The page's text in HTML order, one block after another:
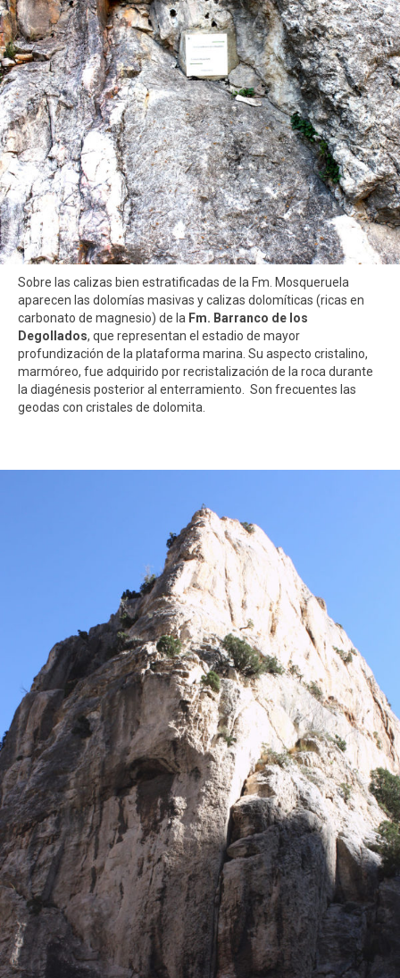
Sobre las calizas bien estratificadas de la Fm. Mosqueruela
aparecen las dolomías masivas y calizas dolomíticas (ricas en
carbonato de magnesio) de la Fm. Barranco de los
Degollados, que representan el estadio de mayor
profundización de la plataforma marina. Su aspecto cristalino,
marmóreo, fue adquirido por recristalización de la roca durante
la diagénesis posterior al enterramiento. Son frecuentes las
geodas con cristales de dolomita.